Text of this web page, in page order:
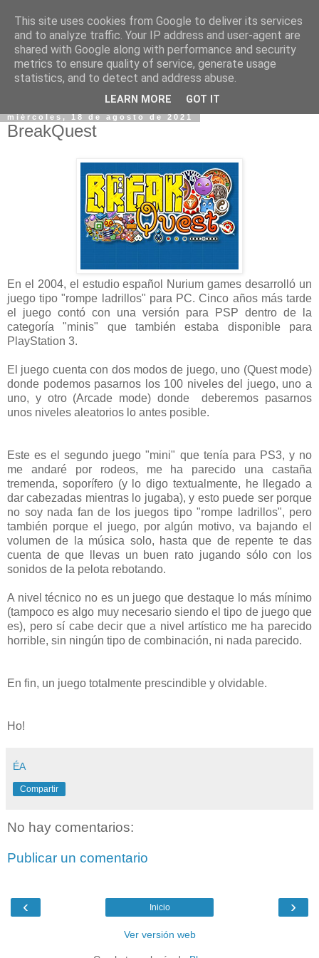
miércoles, 18 de agosto de 2021
BreakQuest
En el 2004, el estudio español Nurium games desarrolló un
juego tipo "rompe ladrillos" para PC. Cinco años más tarde
el juego contó con una versión para PSP dentro de la
categoría "minis" que también estaba disponible para
PlayStation 3.
El juego cuenta con dos modos de juego, uno (Quest mode)
donde podemos pasarnos los 100 niveles del juego, uno a
uno, y otro (Arcade mode) donde deberemos pasarnos
unos niveles aleatorios lo antes posible.
Este es el segundo juego "mini" que tenía para PS3, y no
me andaré por rodeos, me ha parecido una castaña
tremenda, soporífero (y lo digo textualmente, he llegado a
dar cabezadas mientras lo jugaba), y esto puede ser porque
no soy nada fan de los juegos tipo "rompe ladrillos", pero
también porque el juego, por algún motivo, va bajando el
volumen de la música solo, hasta que de repente te das
cuenta de que llevas un buen rato jugando sólo con los
sonidos de la pelota rebotando.
A nivel técnico no es un juego que destaque lo más mínimo
(tampoco es algo muy necesario siendo el tipo de juego que
es), pero sí cabe decir que a nivel artístico me ha parecido
horrible, sin ningún tipo de combinación, ni nada parecido.
En fin, un juego totalmente prescindible y olvidable.
Ho!
ÉA
Compartir
No hay comentarios:
Publicar un comentario
‹ ›
Inicio
Ver versión web
This site uses cookies from Google to deliver its services
and to analyze traffic. Your IP address and user-agent are
shared with Google along with performance and security
metrics to ensure quality of service, generate usage
statistics, and to detect and address abuse.
LEARN MORE GOT IT